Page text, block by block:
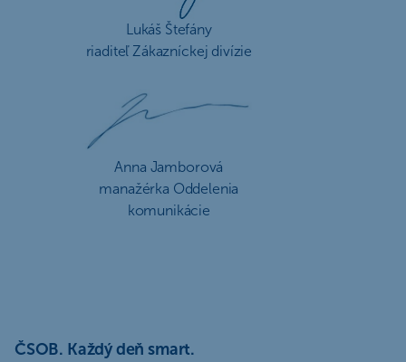
Lukáš Štefány
riaditeľ Zákazníckej divízie
Anna Jamborová
manažérka Oddelenia
komunikácie
ČSOB. Každý deň smart.